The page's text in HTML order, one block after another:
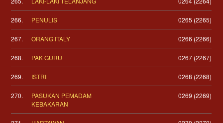
266. PENULIS 0265 (2265)
267. ORANG ITALY 0266 (2266)
268. PAK GURU 0267 (2267)
269. ISTRI 0268 (2268)
270.
PASUKAN PEMADAM
KEBAKARAN
0269 (2269)